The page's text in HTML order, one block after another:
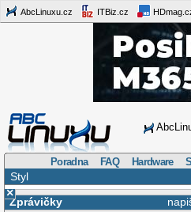
AbcLinuxu.cz ITBiz.cz
Poradna FAQ Hardware
Styl
×
Zprávičky